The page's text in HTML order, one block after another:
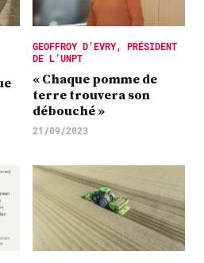
GEOFFROY D’EVRY, PRÉSIDENT
DE L’UNPT
« Chaque pomme de
terre trouvera son
débouché »
21/09/2023